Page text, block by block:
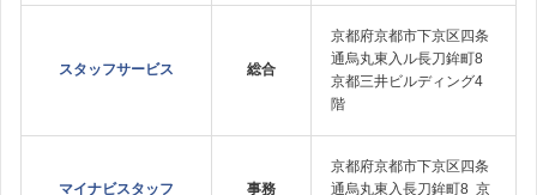
スタッフサービス 総合
京都府京都市下京区四条
通烏丸東入ル長刀鉾町8
京都三井ビルディング4
階
マイナビスタッフ 事務
京都府京都市下京区四条
通烏丸東入長刀鉾町8 京